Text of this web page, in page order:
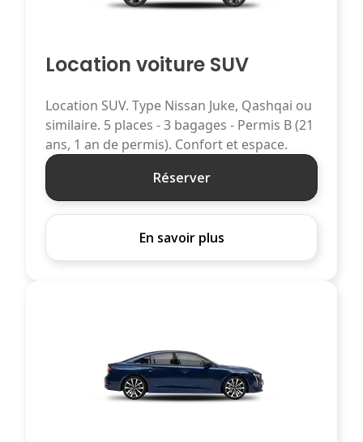
Location voiture SUV
Location SUV. Type Nissan Juke, Qashqai ou
similaire. 5 places - 3 bagages - Permis B (21
ans, 1 an de permis). Confort et espace.
Réserver
En savoir plus